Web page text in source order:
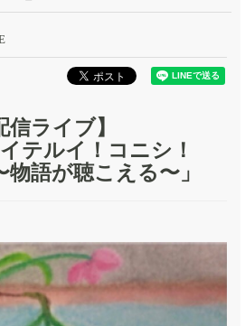
信ライブ】
テルイ！コニシ！
物語が聴こえる〜」